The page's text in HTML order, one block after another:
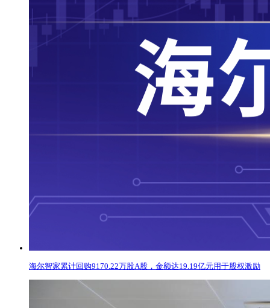
海尔智家累计回购9170.22万股A股，金额达19.19亿元用于股权激励